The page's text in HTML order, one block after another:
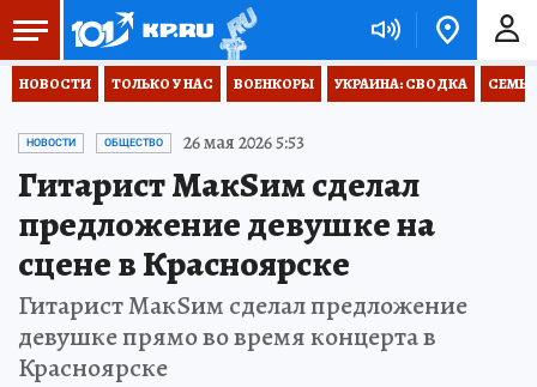
НОВОСТИ ТОЛЬКО У НАС ВОЕНКОРЫ УКРАИНА: СВОДКА
НОВОСТИ ОБЩЕСТВО 26 мая 2026 5:53
Гитарист МакSим сделал
предложение девушке на
сцене в Красноярске
Гитарист МакSим сделал предложение
девушке прямо во время концерта в
Красноярске